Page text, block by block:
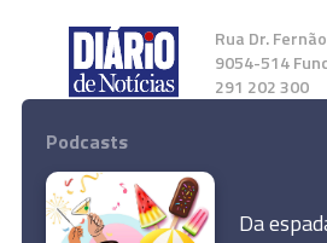
Rua Dr.
9054-514
291 202 300
Instale a nossa
Podcasts
Da